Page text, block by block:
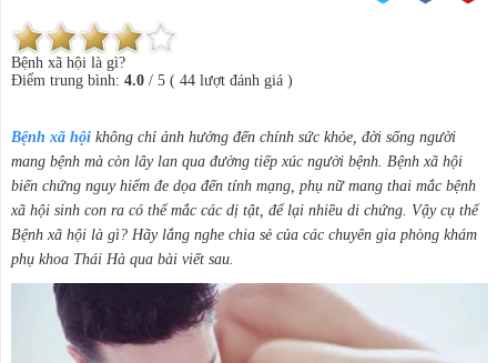
Bệnh xã hội là gì?
Điểm trung bình: 4.0/ 5( 44lượt đánh giá )
Bệnh xã hộikhông chỉ ảnh hưởng đến chính sức khỏe, đời sống người
mang bệnh mà còn lây lan qua đường tiếp xúc người bệnh. Bệnh xã hội
biến chứng nguy hiểm đe dọa đến tính mạng, phụ nữ mang thai mắc bệnh
xã hội sinh con ra có thể mắc các dị tật, để lại nhiều di chứng. Vậy cụ thể
Bệnh xã hội là gì? Hãy lắng nghe chia sẻ của các chuyên gia phòng khám
phụ khoa Thái Hà qua bài viết sau.